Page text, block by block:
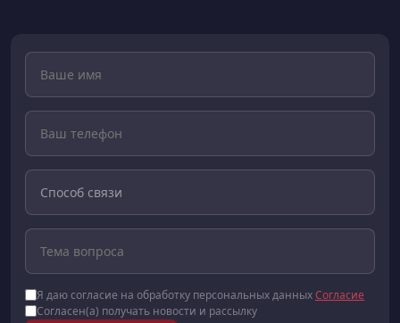
Я даю согласие на обработку персональных данныхСогласие
Согласен(а) получать новости и рассылку